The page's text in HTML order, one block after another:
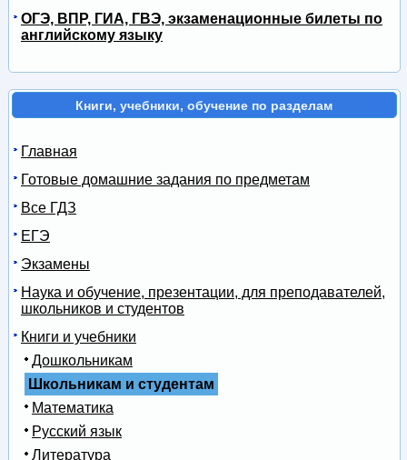
ОГЭ, ВПР, ГИА, ГВЭ, экзаменационные билеты по
английскому языку
Книги, учебники, обучение по разделам
Главная
Готовые домашние задания по предметам
Все ГДЗ
ЕГЭ
Экзамены
Наука и обучение, презентации, для преподавателей,
школьников и студентов
Книги и учебники
Дошкольникам
Школьникам и студентам
Математика
Русский язык
Литература